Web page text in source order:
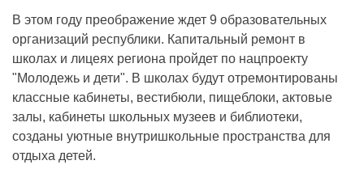
В этом году преображение ждет 9 образовательных
организаций республики. Капитальный ремонт в
школах и лицеях региона пройдет по нацпроекту
"Молодежь и дети". В школах будут отремонтированы
классные кабинеты, вестибюли, пищеблоки, актовые
залы, кабинеты школьных музеев и библиотеки,
созданы уютные внутришкольные пространства для
отдыха детей.